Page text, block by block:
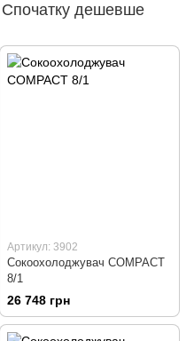
Спочатку дешевше
Артикул: 3902
Сокоохолоджувач COMPACT
8/1
26 748 грн